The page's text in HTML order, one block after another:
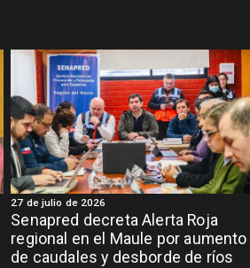
Senapred decreta Alerta Roja
regional en el Maule por aumento
de caudales y desborde de ríos
27 de julio de 2026